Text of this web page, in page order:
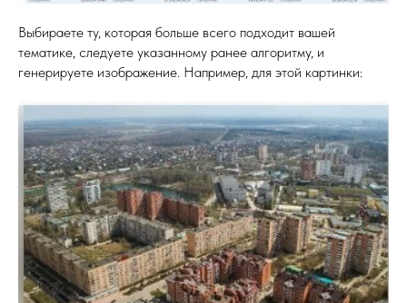
Выбираете ту, которая больше всего подходит вашей
тематике, следуете указанному ранее алгоритму, и
генерируете изображение. Например, для этой картинки: